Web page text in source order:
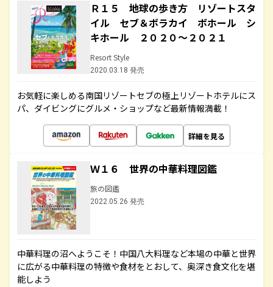
Ｒ１５ 地球の歩き方 リゾートスタ
イル セブ＆ボラカイ ボホール シ
キホール ２０２０～２０２１
Resort Style
2020.03.18 発売
お気軽に楽しめる南国リゾートセブの極上リゾートホテルにス
パ、ダイビングにグルメ・ショップなど最新情報満載！
詳細を見る
Ｗ１６ 世界の中華料理図鑑
旅の図鑑
2022.05.26 発売
中華料理の沼へようこそ！中国八大料理など本場の中華と世界
に広がる中華料理の特徴や食材をとおして、奥深き食文化を堪
能しよう